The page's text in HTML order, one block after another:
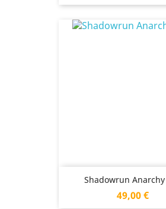
Shadowrun Anarchy
Prix
49,00 €